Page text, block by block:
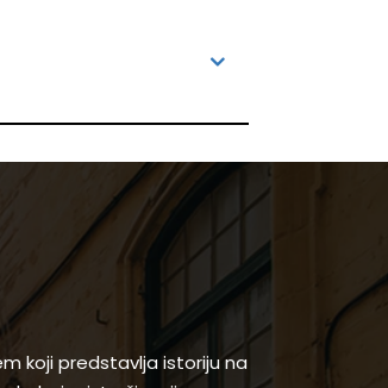
koji predstavlja istoriju na